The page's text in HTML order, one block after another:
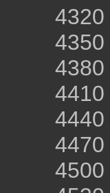
4320
4350
4380
4410
4440
4470
4500